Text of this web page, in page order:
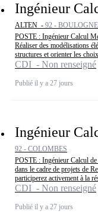
Ingénieur
ALTEN - 92 -
POSTE : Ingénieur Calcul
Réaliser des modélisations
structures et orienter les
CDI - Non renseigné
Publié il y a 27 jours
Ingénieur
92 - COLOMBES
POSTE : Ingénieur Calcul
dans le cadre de projets de
participerez activement à la
CDI - Non renseigné
Publié il y a 27 jours